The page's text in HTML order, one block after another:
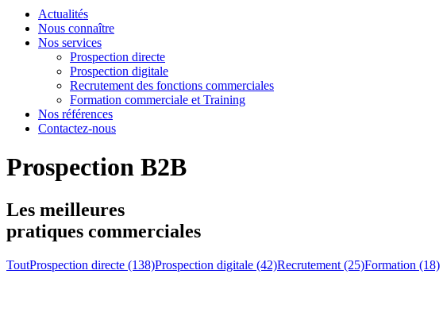
Actualités
Nous connaître
Nos services
Prospection directe
Prospection digitale
Recrutement des fonctions commerciales
Formation commerciale et Training
Nos références
Contactez-nous
Prospection B2B
Les meilleures
pratiques commerciales
ToutProspection directe (138)Prospection digitale (42)Recrutement (25)Formation (18)